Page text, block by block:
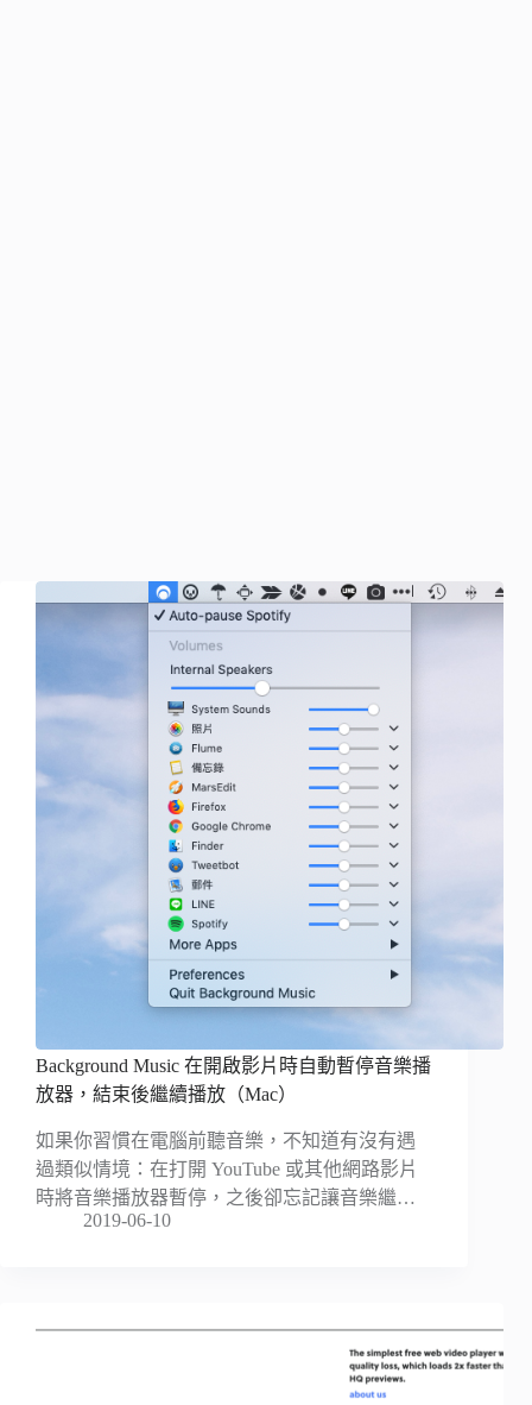
Background Music 在開啟影片時自動暫停音樂播
放器，結束後繼續播放（Mac）
如果你習慣在電腦前聽音樂，不知道有沒有遇
過類似情境：在打開 YouTube 或其他網路影片
時將音樂播放器暫停，之後卻忘記讓音樂繼…
2019-06-10